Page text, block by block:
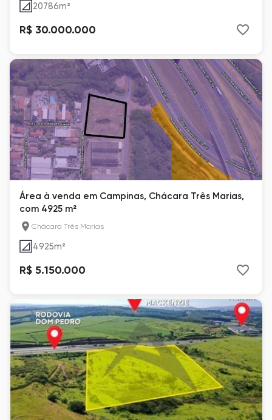
20786m²
R$ 30.000.000
Área à venda em Campinas, Chácara Três Marias,
com 4925 m²
Chácara Três Marias
4925m²
R$ 5.150.000